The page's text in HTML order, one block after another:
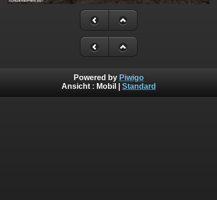
Powered by Piwigo
Ansicht : Mobil Standard